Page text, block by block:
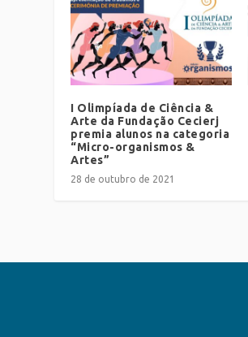
I Olimpíada de Ciência &
Arte da Fundação Cecierj
premia alunos na categoria
“Micro-organismos &
Artes”
28 de outubro de 2021